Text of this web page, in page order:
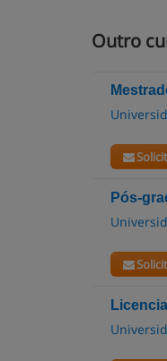
Outro
Pós-